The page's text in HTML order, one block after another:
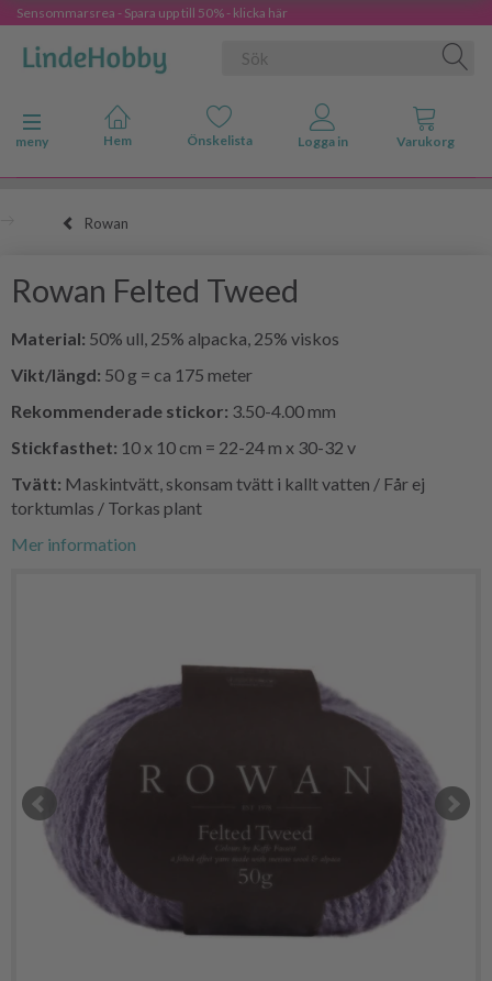
Sensommarsrea - Spara upp till 50% - klicka här
Ändra navigering
meny
Rowan
Rowan Felted Tweed
Material: 50% ull, 25% alpacka, 25% viskos
Vikt/längd: 50 g = ca 175 meter
Rekommenderade stickor: 3.50-4.00 mm
Stickfasthet: 10 x 10 cm = 22-24 m x 30-32 v
Tvätt: Maskintvätt, skonsam tvätt i kallt vatten / Får ej
torktumlas / Torkas plant
Mer information